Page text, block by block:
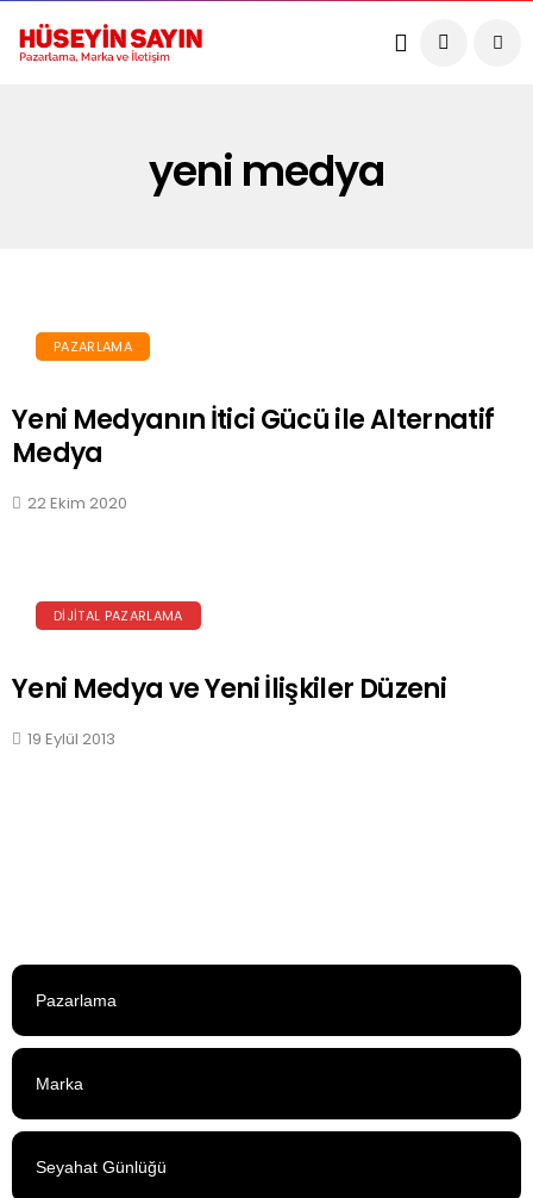
yeni medya
PAZARLAMA
Yeni Medyanın İtici Gücü ile Alternatif
Medya
22 Ekim 2020
DIJITAL PAZARLAMA
Yeni Medya ve Yeni İlişkiler Düzeni
19 Eylül 2013
Pazarlama
Marka
Seyahat Günlüğü